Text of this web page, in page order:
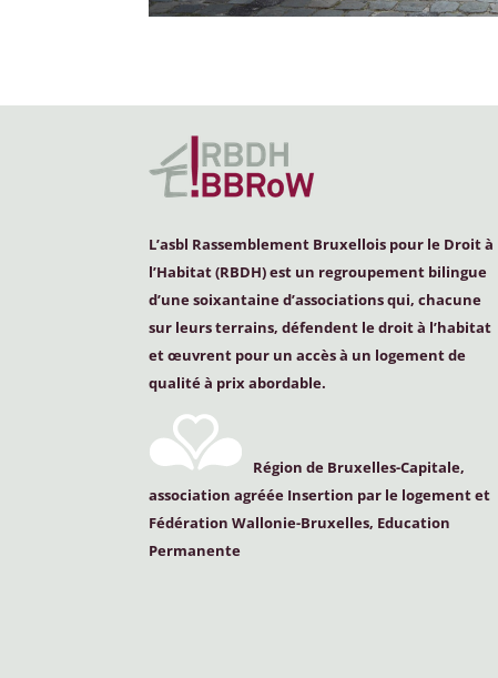
L’asbl Rassemblement Bruxellois pour le Droit à
l’Habitat (RBDH) est un regroupement bilingue
d’une soixantaine d’associations qui, chacune
sur leurs terrains, défendent le droit à l’habitat
et œuvrent pour un accès à un logement de
qualité à prix abordable.
Région de Bruxelles-Capitale,
association agréée Insertion par le logement et
Fédération Wallonie-Bruxelles, Education
Permanente